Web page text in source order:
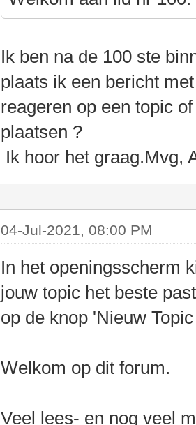
Ik ben na de 100 ste
plaats ik een bericht
reageren op een topic
plaatsen ?
Ik hoor het graag.Mvg,
04-Jul-2021, 08:00 PM
In het openingsscherm
jouw topic het beste
op de knop 'Nieuw
Welkom op dit forum.
Veel lees- en nog veel